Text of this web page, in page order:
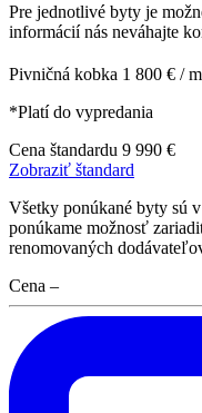
Pre jednotlivé byty je
informácií nás neváhajte
Pivničná kobka 1 800 € / m
*Platí do vypredania
Cena štandardu 9 990 €
Zobraziť štandard
Všetky ponúkané byty sú
ponúkame možnosť
renomovaných
Cena –